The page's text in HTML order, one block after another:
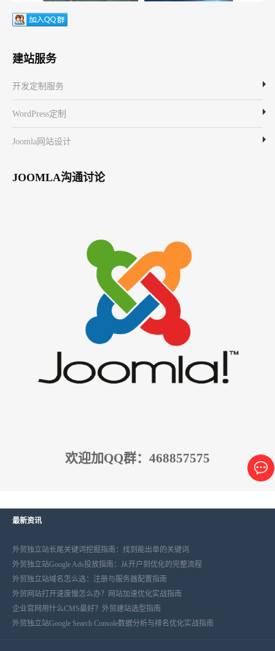
建站服务
开发定制服务
WordPress定制
Joomla网站设计
JOOMLA沟通讨论
欢迎加QQ群：468857575
最新资讯
外贸独立站长尾关键词挖掘指南：找到能出单的关键词
外贸独立站Google Ads投放指南：从开户到优化的完整流程
外贸独立站域名怎么选：注册与服务器配置指南
外贸网站打开速度慢怎么办？网站加速优化实战指南
企业官网用什么CMS最好？外贸建站选型指南
外贸独立站Google Search Console数据分析与排名优化实战指南